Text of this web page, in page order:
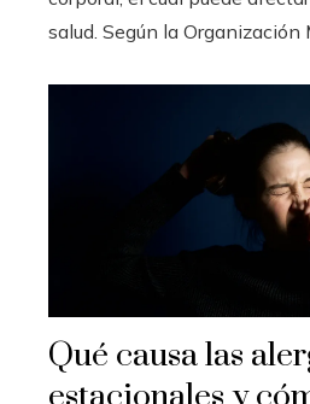
salud. Según la Organización
Qué causa las